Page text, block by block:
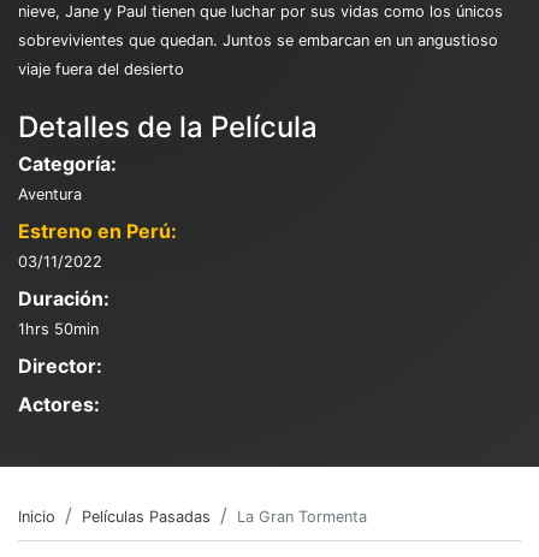
nieve, Jane y Paul tienen que luchar por sus vidas como los únicos
sobrevivientes que quedan. Juntos se embarcan en un angustioso
viaje fuera del desierto
Detalles de la Película
Categoría:
Aventura
Estreno en Perú:
03/11/2022
Duración:
1hrs 50min
Director:
Actores:
Inicio Películas Pasadas La Gran Tormenta